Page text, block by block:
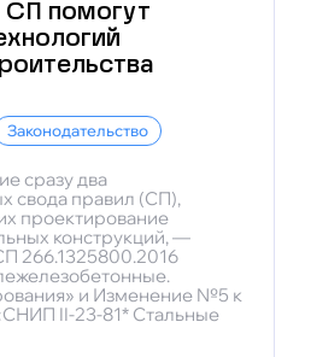
СП помогут
Законодательство
сразу два
свода правил (СП),
проектирование
конструкций, —
266.1325800.2016
и Изменение №5 к
II-23-81* Стальные